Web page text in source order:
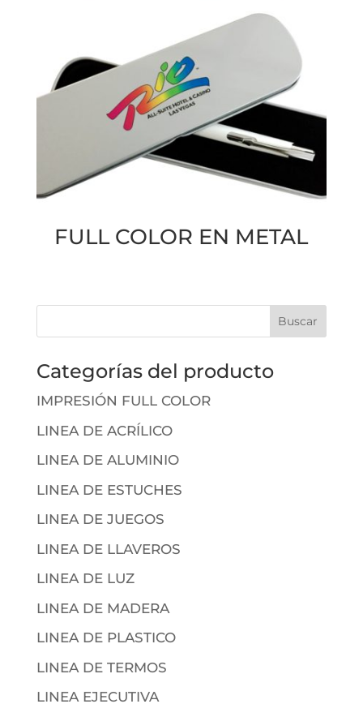
FULL COLOR EN METAL
Categorías del producto
IMPRESIÓN FULL COLOR
LINEA DE ACRÍLICO
LINEA DE ALUMINIO
LINEA DE ESTUCHES
LINEA DE JUEGOS
LINEA DE LLAVEROS
LINEA DE LUZ
LINEA DE MADERA
LINEA DE PLASTICO
LINEA DE TERMOS
LINEA EJECUTIVA